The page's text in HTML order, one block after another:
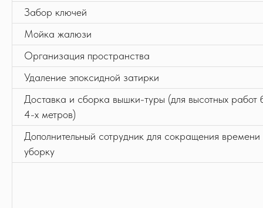
Забор ключей
Мойка жалюзи
Организация пространства
Удаление эпоксидной затирки
Доставка и сборка вышки-туры (для высотных работ
4-х метров)
Дополнительный сотрудник для сокращения
уборку
окончательная и не изменится по
приезду бригады.
Бригаду клинеров сопровождает
бригадир.
03